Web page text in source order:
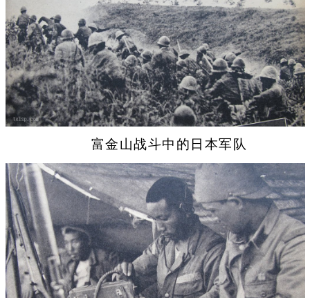
富金山战斗中的日本军队